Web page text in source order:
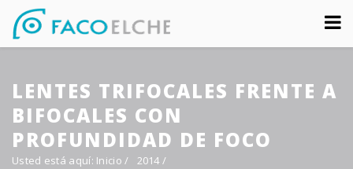
Sobre nosotros
Congreso
Multimedia
Foro FacoElche
LENTES TRIFOCALES FRENTE A
BIFOCALES CON
PROFUNDIDAD DE FOCO
Usted está aquí: Inicio / 2014/